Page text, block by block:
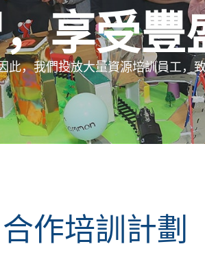
享受豐
此，我們投放大量資源培訓員工，
合作培訓計劃